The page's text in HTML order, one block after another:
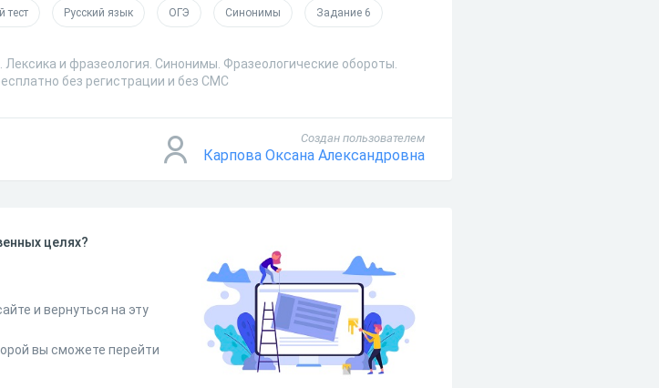
тест Русский язык ОГЭ Синонимы Задание 6
и фразеология. Синонимы. Фразеологические обороты.
без регистрации и без СМС
Создан пользователем
Карпова Оксана Александровна
целях?
и вернуться на эту
вы сможете перейти